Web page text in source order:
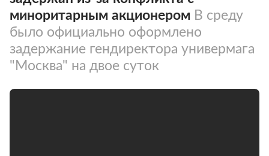
миноритарным акционером В среду
было официально оформлено
задержание гендиректора универмага
"Москва" на двое суток